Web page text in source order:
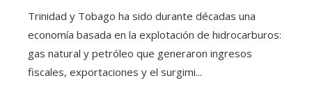
Trinidad y Tobago ha sido durante décadas una
economía basada en la explotación de hidrocarburos:
gas natural y petróleo que generaron ingresos
fiscales, exportaciones y el surgimi...